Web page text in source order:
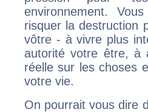
environnement.
risquer la destruction
vôtre - à vivre plus
autorité votre être, à
réelle sur les choses
votre vie.
On pourrait vous dire